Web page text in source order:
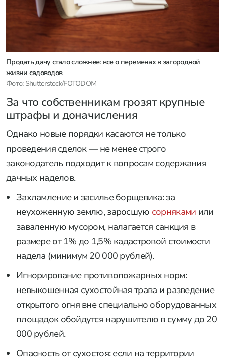
Продать дачу стало сложнее: все о переменах в загородной
жизни садоводов
Фото: Shutterstock/FOTODOM
За что собственникам грозят крупные
штрафы и доначисления
Однако новые порядки касаются не только
проведения сделок — не менее строго
законодатель подходит к вопросам содержания
дачных наделов.
Захламление и засилье борщевика: за
неухоженную землю, заросшую сорняками или
заваленную мусором, налагается санкция в
размере от 1% до 1,5% кадастровой стоимости
надела (минимум 20 000 рублей).
Игнорирование противопожарных норм:
невыкошенная сухостойная трава и разведение
открытого огня вне специально оборудованных
площадок обойдутся нарушителю в сумму до 20
000 рублей.
Опасность от сухостоя: если на территории